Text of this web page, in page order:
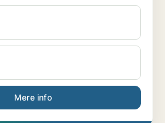
Mere info